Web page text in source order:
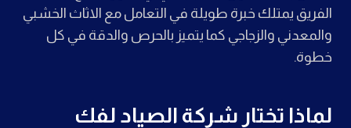
الفريق يمتلك خبرة طويلة في التعامل مع الاثاث الخشبي
والمعدني والزجاجي كما يتميز بالحرص والدقة في كل
خطوة.
لماذا تختار شركة الصياد لفك